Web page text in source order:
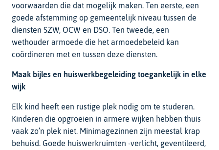
voorwaarden die dat mogelijk maken. Ten eerste, een
goede afstemming op gemeentelijk niveau tussen de
diensten SZW, OCW en DSO. Ten tweede, een
wethouder armoede die het armoedebeleid kan
coördineren met en tussen deze diensten.
Maak bijles en huiswerkbegeleiding toegankelijk in elke
wijk
Elk kind heeft een rustige plek nodig om te studeren.
Kinderen die opgroeien in armere wijken hebben thuis
vaak zo’n plek niet. Minimagezinnen zijn meestal krap
behuisd. Goede huiswerkruimten -verlicht, geventileerd,